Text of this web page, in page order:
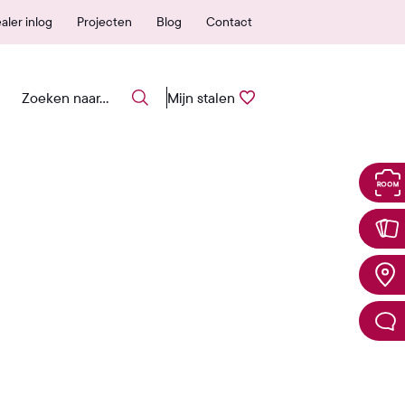
erkende verkooppunten
inlog Projecten Blog Contact
Mijn stalen